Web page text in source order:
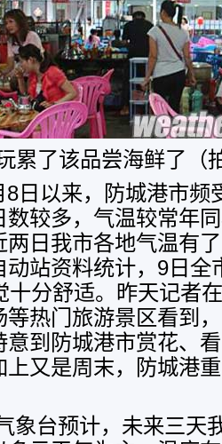
累了该品尝海鲜了（
8日以来，防城港市频
数较多，气温较常年
两日我市各地气温有
动站资料统计，9日全
十分舒适。昨天记者
等热门旅游景区看到
意到防城港市赏花、
上又是周末，防城港
象台预计，未来三天